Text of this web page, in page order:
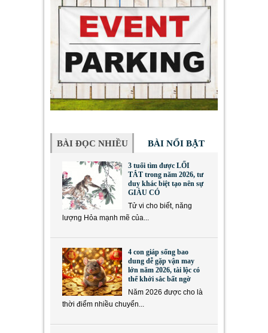
BÀI ĐỌC NHIỀU BÀI NỔI BẬT
3 tuổi tìm được LỐI
TẮT trong năm 2026, tư
duy khác biệt tạo nên sự
GIÀU CÓ
Tử vi cho biết, năng
lượng Hỏa mạnh mẽ của...
4 con giáp sống bao
dung dễ gặp vận may
lớn năm 2026, tài lộc có
thể khởi sắc bất ngờ
Năm 2026 được cho là
thời điểm nhiều chuyển...